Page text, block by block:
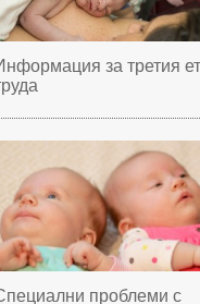
за третия
проблеми с